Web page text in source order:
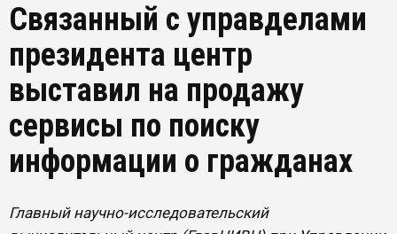
Связанный с управделами
президента центр
выставил на продажу
сервисы по поиску
информации о гражданах
Главный научно-исследовательский